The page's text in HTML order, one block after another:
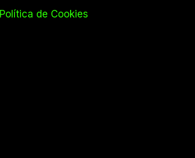
Política de Cookies